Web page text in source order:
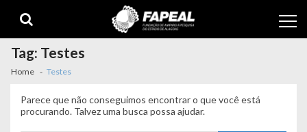
navigation
content
Tag: Testes
Home Testes
Parece que não conseguimos encontrar o que você está
procurando. Talvez uma busca possa ajudar.